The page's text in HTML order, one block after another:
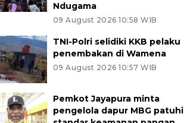
Ndugama
09 August 2026 10:58 WIB
TNI-Polri selidiki KKB pelaku
penembakan di Wamena
09 August 2026 10:57 WIB
Pemkot Jayapura minta
pengelola dapur MBG patuhi